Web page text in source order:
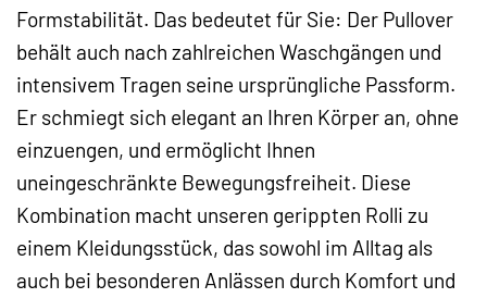
Formstabilität. Das bedeutet für Sie: Der Pullover
behält auch nach zahlreichen Waschgängen und
intensivem Tragen seine ursprüngliche Passform.
Er schmiegt sich elegant an Ihren Körper an, ohne
einzuengen, und ermöglicht Ihnen
uneingeschränkte Bewegungsfreiheit. Diese
Kombination macht unseren gerippten Rolli zu
einem Kleidungsstück, das sowohl im Alltag als
auch bei besonderen Anlässen durch Komfort und